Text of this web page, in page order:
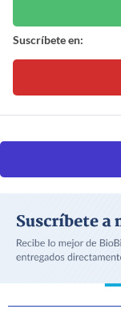
Suscríbete en: